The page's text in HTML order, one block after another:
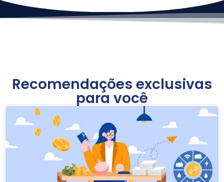
Recomendações exclusivas
para você